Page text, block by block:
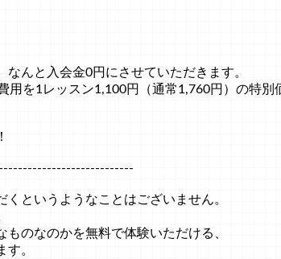
んと入会金0円にさせていただきます。
用を1レッスン1,100円（通常1,760円）の特別
というようなことはございません。
のなのかを無料で体験いただける、
。